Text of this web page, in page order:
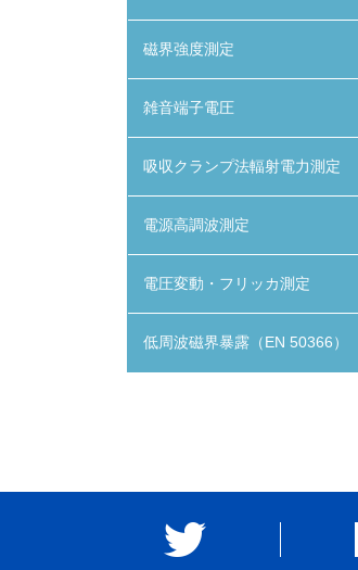
磁界強度測定
雑音端子電圧
吸収クランプ法輻射電力測定
電源高調波測定
電圧変動・フリッカ測定
低周波磁界暴露（EN 50366）